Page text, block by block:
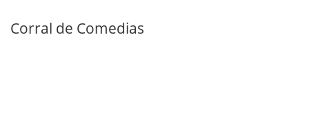
Corral de Comedias